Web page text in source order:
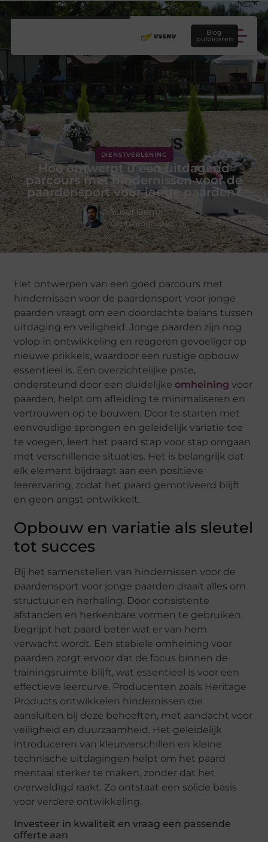
Blog
publiceren
DIENSTVERLENING
Hoe ontwerpt u een uitdagend
parcours met hindernissen voor de
paardensport voor jonge paarden?
Yusuf Demir
Contentontwikkelaar
Het ontwerpen van een goed parcours met
hindernissen voor de paardensport voor jonge
paarden vraagt om een doordachte balans tussen
uitdaging en veiligheid. Jonge paarden zijn nog
volop in ontwikkeling en reageren gevoeliger op
nieuwe prikkels, waardoor een rustige opbouw
essentieel is. Een overzichtelijke piste,
ondersteund door een duidelijkeomheining voor
paarden, helpt om afleiding te minimaliseren en
vertrouwen op te bouwen. Door te starten met
eenvoudige sprongen en geleidelijk variatie toe
te voegen, leert het paard stap voor stap omgaan
met verschillende situaties. Het is belangrijk dat
elk element bijdraagt aan een positieve
leerervaring, zodat het paard gemotiveerd blijft
en geen angst ontwikkelt.
Opbouw en variatie als sleutel
tot succes
Bij het samenstellen van hindernissen voor de
paardensport voor jonge paarden draait alles om
structuur en herhaling. Door consistente
afstanden en herkenbare vormen te gebruiken,
begrijpt het paard beter wat er van hem
verwacht wordt. Een stabiele omheining voor
paarden zorgt ervoor dat de focus binnen de
trainingsruimte blijft, wat essentieel is voor een
effectieve leercurve. Producenten zoals Heritage
Products ontwikkelen hindernissen die
aansluiten bij deze behoeften, met aandacht voor
veiligheid en duurzaamheid. Het geleidelijk
introduceren van kleurverschillen en kleine
technische uitdagingen helpt om het paard
mentaal sterker te maken, zonder dat het
overweldigd raakt. Zo ontstaat een solide basis
voor verdere ontwikkeling.
Investeer in kwaliteit en vraag een passende
offerte aan